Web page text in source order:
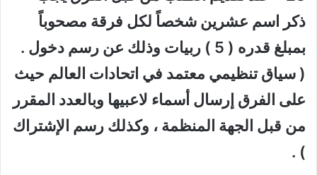
ذكر اسم عشرين شخصاً لكل فرقة مصحوباً
بمبلغ قدره ( 5 ) ربيات وذلك عن رسم دخول .
( سياق تنظيمي معتمد في اتحادات العالم حيث
على الفرق إرسال أسماء لاعبيها وبالعدد المقرر
من قبل الجهة المنظمة ، وكذلك رسم الإشتراك
) .